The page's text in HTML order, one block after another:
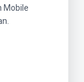
Mobile